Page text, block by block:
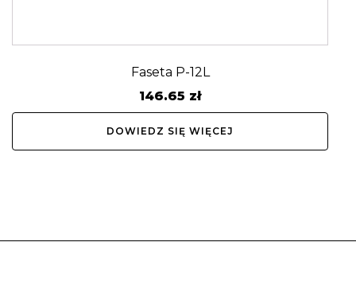
Faseta P-12L
146.65 zł
DOWIEDZ SIĘ WIĘCEJ